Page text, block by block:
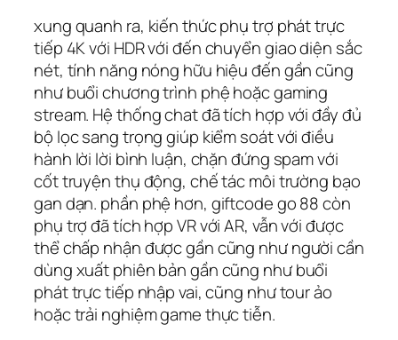
xung quanh ra, kiến thức phụ trợ phát trực
tiếp 4K với HDR với đến chuyển giao diện sắc
nét, tính năng nóng hữu hiệu đến gần cũng
như buổi chương trình phệ hoặc gaming
stream. Hệ thống chat đã tích hợp với đầy đủ
bộ lọc sang trọng giúp kiểm soát với điều
hành lời lời bình luận, chặn đứng spam với
cốt truyện thụ động, chế tác môi trường bạo
gan dạn. phần phệ hơn, giftcode go 88 còn
phụ trợ đã tích hợp VR với AR, vẫn với được
thể chấp nhận được gần cũng như người cần
dùng xuất phiên bản gần cũng như buổi
phát trực tiếp nhập vai, cũng như tour ảo
hoặc trải nghiệm game thực tiễn.